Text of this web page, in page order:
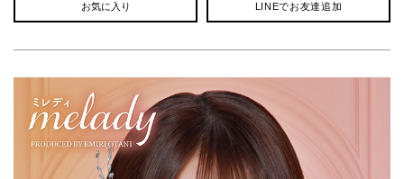
お気に入り LINEでお友達追加